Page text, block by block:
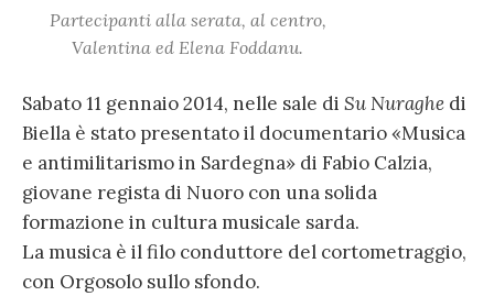
Partecipanti alla serata, al centro,
Valentina ed Elena Foddanu.
Sabato 11 gennaio 2014, nelle sale di Su Nuraghe di
Biella è stato presentato il documentario «Musica
e antimilitarismo in Sardegna» di Fabio Calzia,
giovane regista di Nuoro con una solida
formazione in cultura musicale sarda.
La musica è il filo conduttore del cortometraggio,
con Orgosolo sullo sfondo.